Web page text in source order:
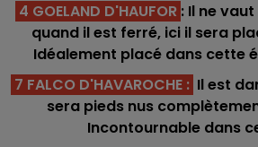
4 GOELAND D'HAUFOR : Il ne
quand il est ferré, ici il sera
Idéalement placé dans cette
7 FALCO D'HAVAROCHE : Il est
sera pieds nus
Incontournable dans